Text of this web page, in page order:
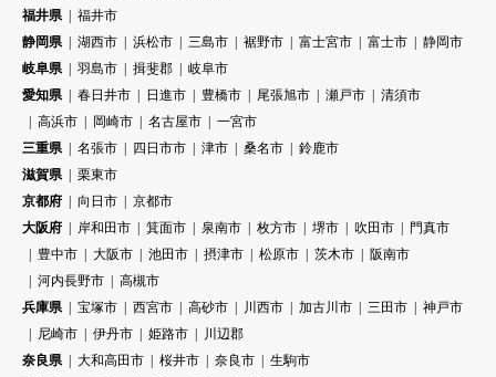
福井県
福井市
静岡県
湖西市 浜松市 三島市 裾野市 富士宮市 富士市
静岡市
岐阜県
羽島市 揖斐郡
岐阜市
愛知県
春日井市 日進市 豊橋市 尾張旭市 瀬戸市
清須市
高浜市
岡崎市 名古屋市
一宮市
三重県
名張市 四日市市 津市 桑名市
鈴鹿市
滋賀県
栗東市
京都府
向日市
京都市
大阪府
岸和田市 箕面市 泉南市 枚方市 堺市 吹田市
門真市
豊中市
大阪市 池田市 摂津市 松原市 茨木市
阪南市
河内長野市
高槻市
兵庫県
宝塚市 西宮市 高砂市 川西市 加古川市 三田市
神戸市
尼崎市
伊丹市 姫路市
川辺郡
奈良県
大和高田市 桜井市 奈良市
生駒市